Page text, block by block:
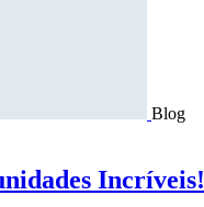
Blog
Incríveis!